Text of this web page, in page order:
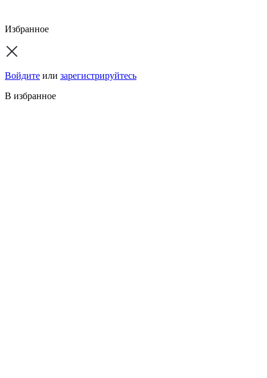
Избранное
Войдите или зарегистрируйтесь
В избранное